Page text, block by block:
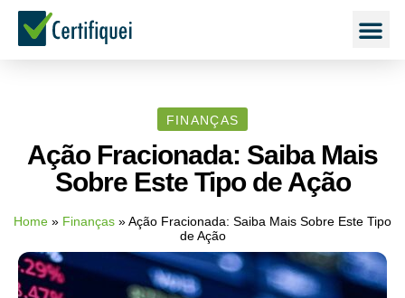
FINANÇAS
Ação Fracionada: Saiba Mais
Sobre Este Tipo de Ação
Home » Finanças »Ação Fracionada: Saiba Mais Sobre Este Tipo
de Ação